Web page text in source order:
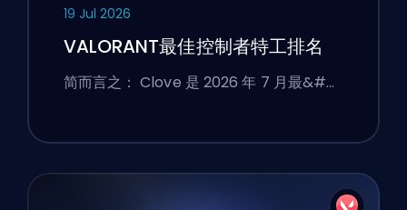
19 Jul 2026
VALORANT最佳控制者特工排名
简而言之： Clove 是 2026 年 7 月最&#…